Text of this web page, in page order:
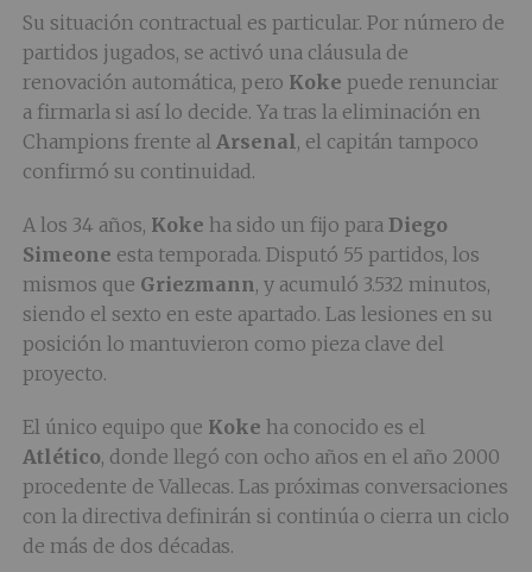
Su situación contractual es particular. Por número de
partidos jugados, se activó una cláusula de
renovación automática, pero Koke puede renunciar
a firmarla si así lo decide. Ya tras la eliminación en
Champions frente al Arsenal, el capitán tampoco
confirmó su continuidad.
A los 34 años, Koke ha sido un fijo para Diego
Simeone esta temporada. Disputó 55 partidos, los
mismos que Griezmann, y acumuló 3.532 minutos,
siendo el sexto en este apartado. Las lesiones en su
posición lo mantuvieron como pieza clave del
proyecto.
El único equipo que Koke ha conocido es el
Atlético, donde llegó con ocho años en el año 2000
procedente de Vallecas. Las próximas conversaciones
con la directiva definirán si continúa o cierra un ciclo
de más de dos décadas.